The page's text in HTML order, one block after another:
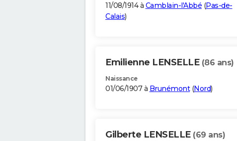
11/08/1914 à Camblain-l'Abbé (Pas-de-
Calais)
Emilienne LENSELLE (86 ans)
Naissance
01/06/1907 à Brunémont(Nord)
Gilberte LENSELLE (69 ans)